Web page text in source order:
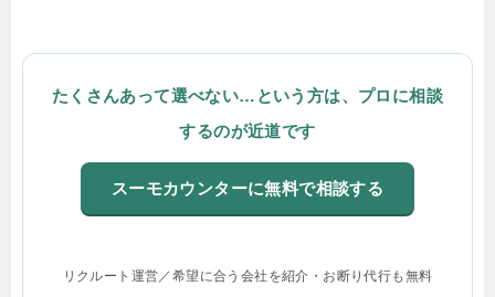
たくさんあって選べない…という方は、プロに相談
するのが近道です
スーモカウンターに無料で相談する
リクルート運営／希望に合う会社を紹介・お断り代行も無料